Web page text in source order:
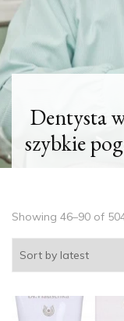
Dentysta
szybkie
Showing 46–90 of